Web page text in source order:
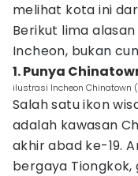
melihat kota ini
Berikut lima
Incheon, bukan
1. Punya
ilustrasi Incheon Chinatown
Salah satu ikon
adalah kawasan
akhir abad ke-19.
bergaya